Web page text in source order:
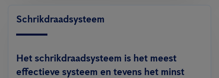
Schrikdraadsysteem
Het schrikdraadsysteem is het meest
effectieve systeem en tevens het minst